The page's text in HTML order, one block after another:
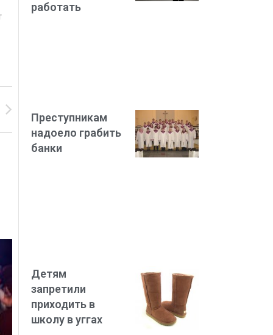
работать
Преступникам
надоело грабить
банки
Детям
запретили
приходить в
школу в уггах